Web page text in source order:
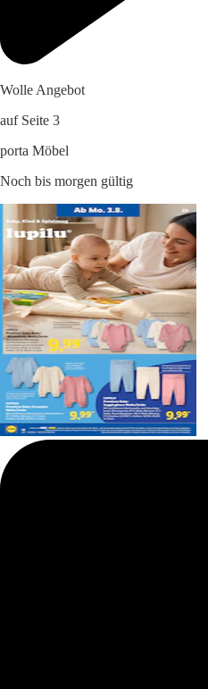
Wolle Angebot
auf Seite 3
porta Möbel
Noch bis morgen gültig